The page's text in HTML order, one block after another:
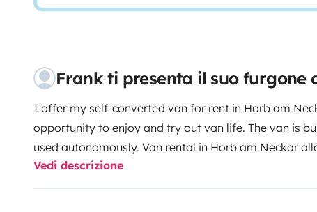
Frank ti presenta il suo furgone
I offer my self-converted van for rent in Horb am
opportunity to enjoy and try out van life. The van is
used autonomously. Van rental in Horb am Neckar
more flexible and comfortable. This Sprinter, named
friends, or families who want to experience an
Vedi descrizione